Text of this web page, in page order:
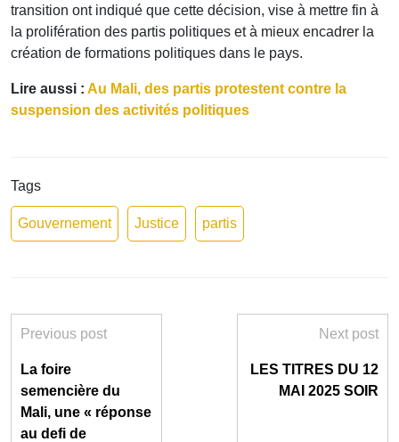
transition ont indiqué que cette décision, vise à mettre fin à
la prolifération des partis politiques et à mieux encadrer la
création de formations politiques dans le pays.
Lire aussi : Au Mali, des partis protestent contre la
suspension des activités politiques
Tags
Gouvernement Justice partis
Previous post
La foire
semencière du
Mali, une « réponse
au defi de
Next post
LES TITRES DU 12
MAI 2025 SOIR